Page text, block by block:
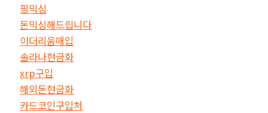
핑믹싱
돈믹싱해드립니다
이더리움매입
솔라나현금화
xrp구입
해외돈현금화
카드코인구입처